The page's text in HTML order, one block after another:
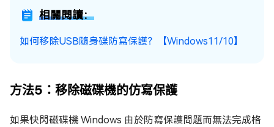
相關閱讀：
如何移除USB隨身碟防寫保護？【Windows11/10】
方法5：移除磁碟機的仿寫保護
如果快閃磁碟機 Windows 由於防寫保護問題而無法完成格